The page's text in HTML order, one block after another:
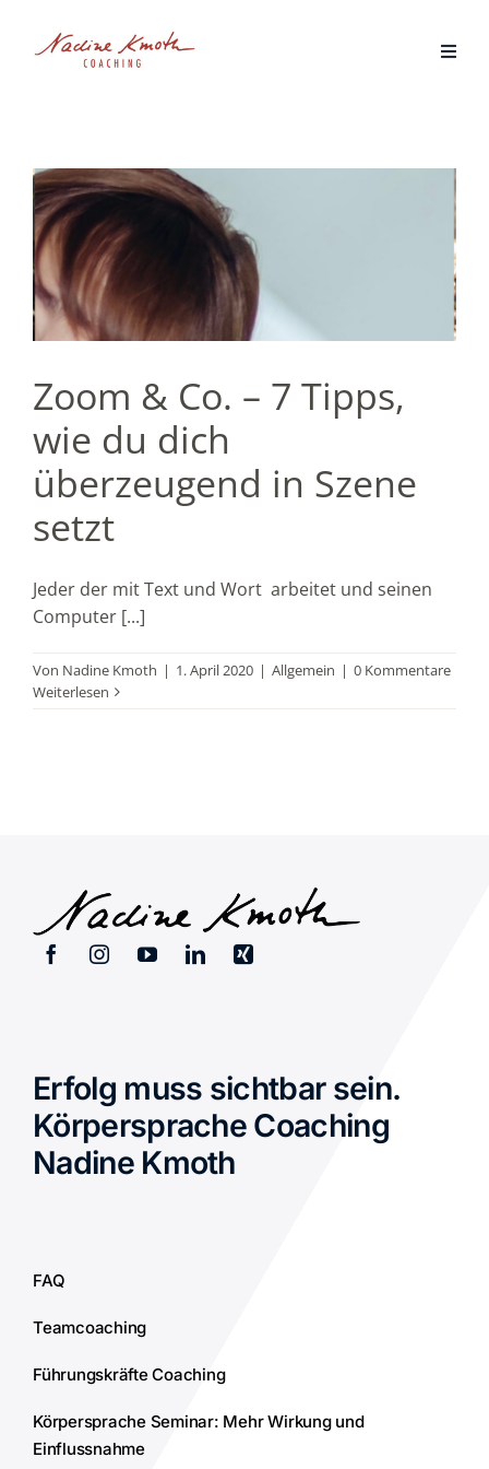
Zoom & Co. – 7 Tipps,
wie du dich
überzeugend in Szene
setzt
Jeder der mit Text und Wort arbeitet und seinen
Computer [...]
Von Nadine Kmoth | 1. April 2020 | Allgemein | 0 Kommentare
Weiterlesen
Erfolg muss sichtbar sein.
Körpersprache Coaching
Nadine Kmoth
FAQ
Teamcoaching
Führungskräfte Coaching
Körpersprache Seminar: Mehr Wirkung und
Einflussnahme